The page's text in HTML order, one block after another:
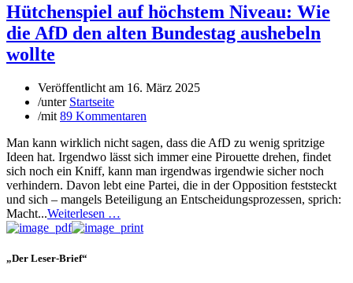
Hütchenspiel auf höchstem Niveau: Wie
die AfD den alten Bundestag aushebeln
wollte
Veröffentlicht am 16. März 2025
/unter Startseite
/mit 89 Kommentaren
Man kann wirklich nicht sagen, dass die AfD zu wenig spritzige
Ideen hat. Irgendwo lässt sich immer eine Pirouette drehen, findet
sich noch ein Kniff, kann man irgendwas irgendwie sicher noch
verhindern. Davon lebt eine Partei, die in der Opposition feststeckt
und sich – mangels Beteiligung an Entscheidungsprozessen, sprich:
Macht...Weiterlesen …
„Der Leser-Brief“